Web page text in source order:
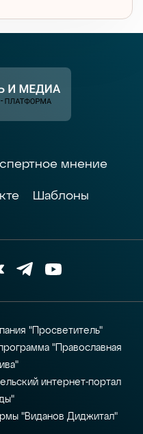
мнение
Шаблоны
"Просветитель"
"Православная
интернет-портал
"Виданов Диджитал"